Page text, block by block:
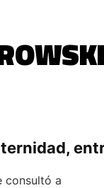
consultó a